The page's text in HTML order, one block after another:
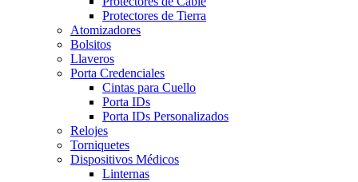
Protectores de Tierra
Atomizadores
Bolsitos
Llaveros
Porta Credenciales
Cintas para Cuello
Porta IDs
Porta IDs Personalizados
Relojes
Torniquetes
Dispositivos Médicos
Linternas